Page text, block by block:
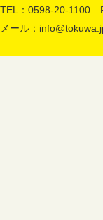
TEL：0598-20-1100
メール：